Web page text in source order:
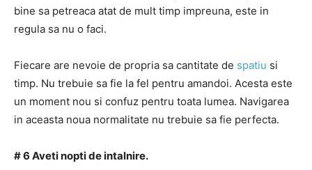
bine sa petreaca atat de mult timp impreuna, este in
regula sa nu o faci.
Fiecare are nevoie de propria sa cantitate de spatiu si
timp. Nu trebuie sa fie la fel pentru amandoi. Acesta este
un moment nou si confuz pentru toata lumea. Navigarea
in aceasta noua normalitate nu trebuie sa fie perfecta.
# 6 Aveti nopti de intalnire.